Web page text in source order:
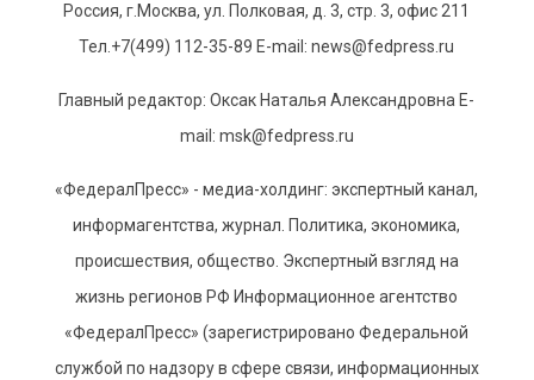
Россия, г.Москва, ул. Полковая, д. 3, стр. 3, офис 211
Тел.+7(499) 112-35-89 E-mail: news@fedpress.ru
Главный редактор: Оксак Наталья Александровна E-
mail: msk@fedpress.ru
«ФедералПресс» - медиа-холдинг: экспертный канал,
информагентства, журнал. Политика, экономика,
происшествия, общество. Экспертный взгляд на
жизнь регионов РФ Информационное агентство
«ФедералПресс» (зарегистрировано Федеральной
службой по надзору в сфере связи, информационных